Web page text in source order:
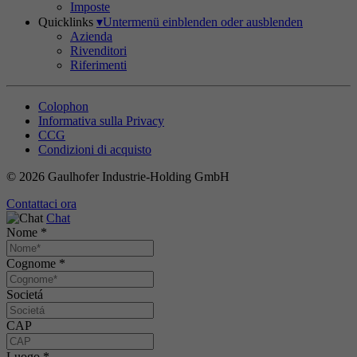
Imposte
Quicklinks ▾Untermenü einblenden oder ausblenden
Azienda
Rivenditori
Riferimenti
Colophon
Informativa sulla Privacy
CCG
Condizioni di acquisto
© 2026 Gaulhofer Industrie-Holding GmbH
Contattaci ora
Chat
Nome *
Cognome *
Societá
CAP